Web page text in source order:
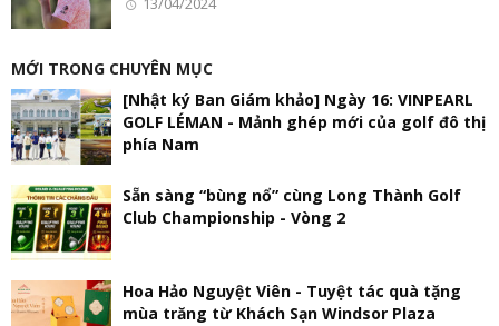
MỚI TRONG CHUYÊN MỤC
[Nhật ký Ban Giám khảo] Ngày 16: VINPEARL
GOLF LÉMAN - Mảnh ghép mới của golf đô thị
phía Nam
Sẵn sàng “bùng nổ” cùng Long Thành Golf
Club Championship - Vòng 2
Hoa Hảo Nguyệt Viên - Tuyệt tác quà tặng
mùa trăng từ Khách Sạn Windsor Plaza